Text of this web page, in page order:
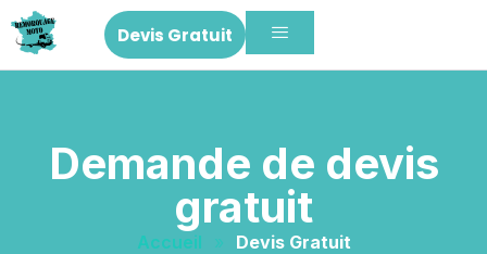
Devis Gratuit
Demande de devis
gratuit
Accueil » Devis Gratuit